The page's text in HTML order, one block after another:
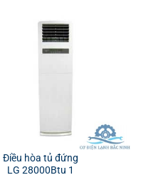
Điều hòa tủ đứng
LG 28000Btu 1